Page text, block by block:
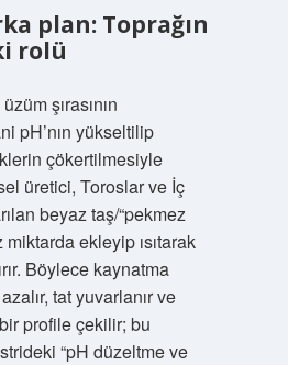
plan: Toprağın
rolü
şırasının
pH’nın yükseltilip
çökertilmesiyle
üretici, Toroslar ve İç
beyaz taş/“pekmez
miktarda ekleyip ısıtarak
Böylece kaynatma
tat yuvarlanır ve
profile çekilir; bu
“pH düzeltme ve